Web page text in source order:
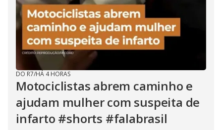
DO R7/HÁ 4 HORAS
Motociclistas abrem caminho e
ajudam mulher com suspeita de
infarto #shorts #falabrasil